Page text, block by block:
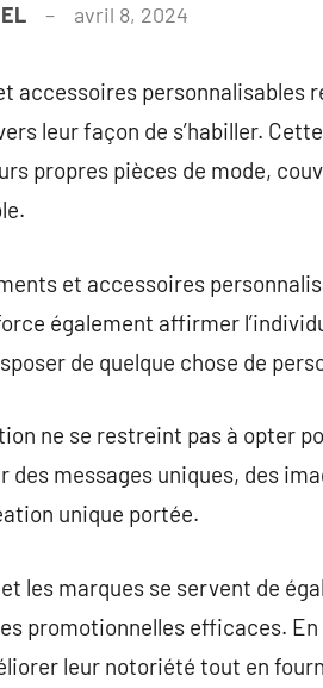
avril 8, 2024
accessoires personnalisables
leur façon de s’habiller.
propres pièces de mode,
et accessoires
également affirmer
de quelque chose de
ne se restreint pas à opter
des messages uniques, des
unique portée.
les marques se servent de
promotionnelles efficaces.
leur notoriété tout en